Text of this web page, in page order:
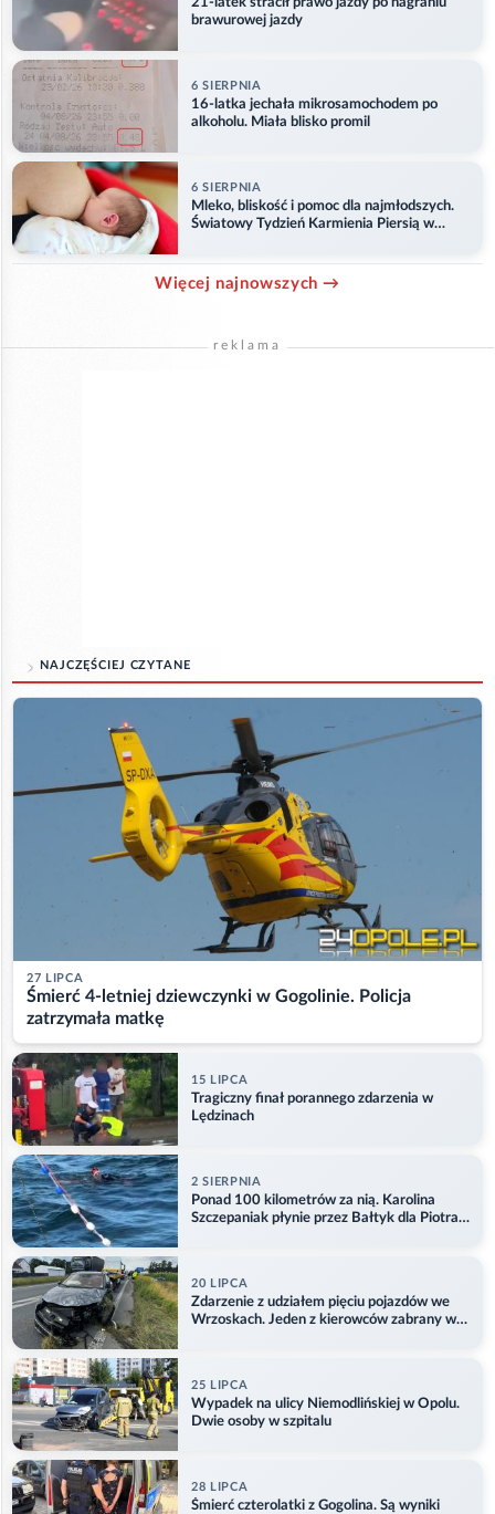
21-latek stracił prawo jazdy po nagraniu
brawurowej jazdy
6 SIERPNIA
16-latka jechała mikrosamochodem po
alkoholu. Miała blisko promil
6 SIERPNIA
Mleko, bliskość i pomoc dla najmłodszych.
Światowy Tydzień Karmienia Piersią w
Więcej najnowszych →
reklama
NAJCZĘŚCIEJ CZYTANE
27 LIPCA
Śmierć 4-letniej dziewczynki w Gogolinie. Policja
zatrzymała matkę
15 LIPCA
Tragiczny finał porannego zdarzenia w
Lędzinach
2 SIERPNIA
Ponad 100 kilometrów za nią. Karolina
Szczepaniak płynie przez Bałtyk dla Piotra.
20 LIPCA
Zdarzenie z udziałem pięciu pojazdów we
Wrzoskach. Jeden z kierowców zabrany w
25 LIPCA
Wypadek na ulicy Niemodlińskiej w Opolu.
Dwie osoby w szpitalu
28 LIPCA
Śmierć czterolatki z Gogolina. Są wyniki